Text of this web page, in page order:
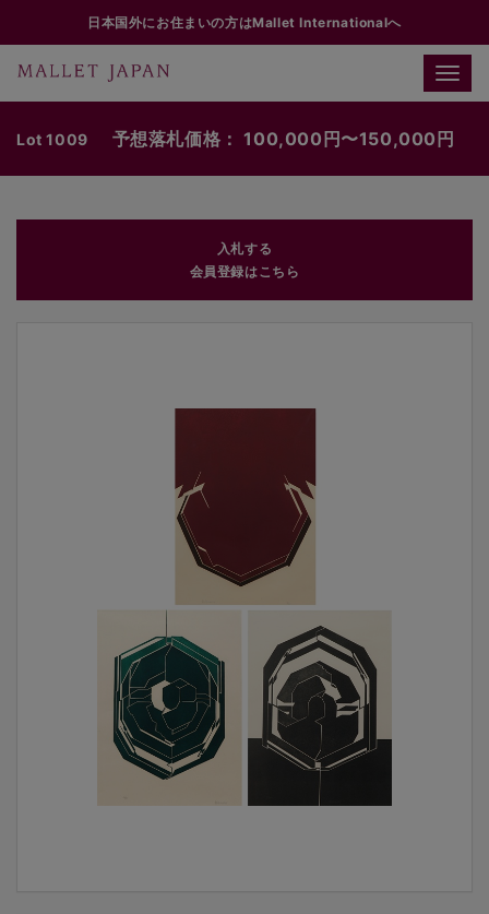
日本国外にお住まいの方はMallet Internationalへ
Toggle
Lot 1009 予想落札価格： 100,000円〜150,000円
入札する
会員登録はこちら